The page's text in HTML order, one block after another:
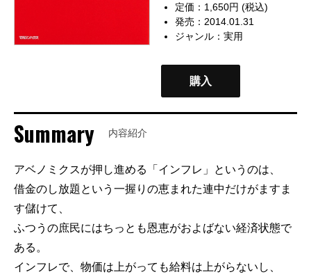
定価：1,650円 (税込)
発売：2014.01.31
ジャンル：実用
購入
Summary 内容紹介
アベノミクスが押し進める「インフレ」というのは、
借金のし放題という一握りの恵まれた連中だけがますま
す儲けて、
ふつうの庶民にはちっとも恩恵がおよばない経済状態で
ある。
インフレで、物価は上がっても給料は上がらないし、